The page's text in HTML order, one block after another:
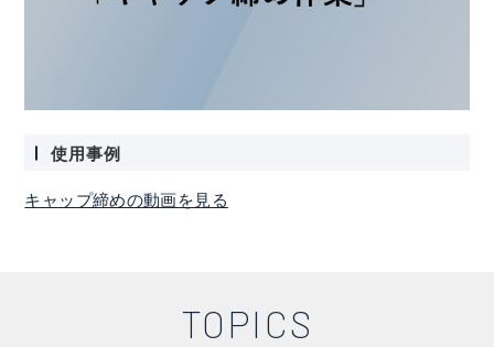
使用事例
キャップ締めの動画を見る
TOPICS